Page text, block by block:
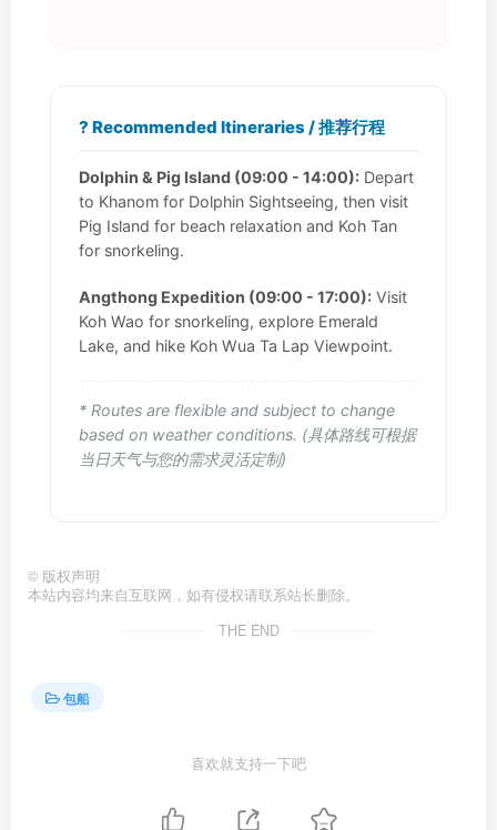
?️ Recommended Itineraries / 推荐行程
Dolphin & Pig Island (09:00 - 14:00): Depart
to Khanom for Dolphin Sightseeing, then visit
Pig Island for beach relaxation and Koh Tan
for snorkeling.
Angthong Expedition (09:00 - 17:00): Visit
Koh Wao for snorkeling, explore Emerald
Lake, and hike Koh Wua Ta Lap Viewpoint.
* Routes are flexible and subject to change
based on weather conditions. (具体路线可根据
当日天气与您的需求灵活定制)
© 版权声明
本站内容均来自互联网，如有侵权请联系站长删除。
THE END
包船
喜欢就支持一下吧